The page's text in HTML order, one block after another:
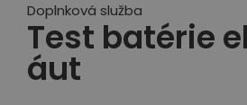
Doplnková služba
Test batérie
áut